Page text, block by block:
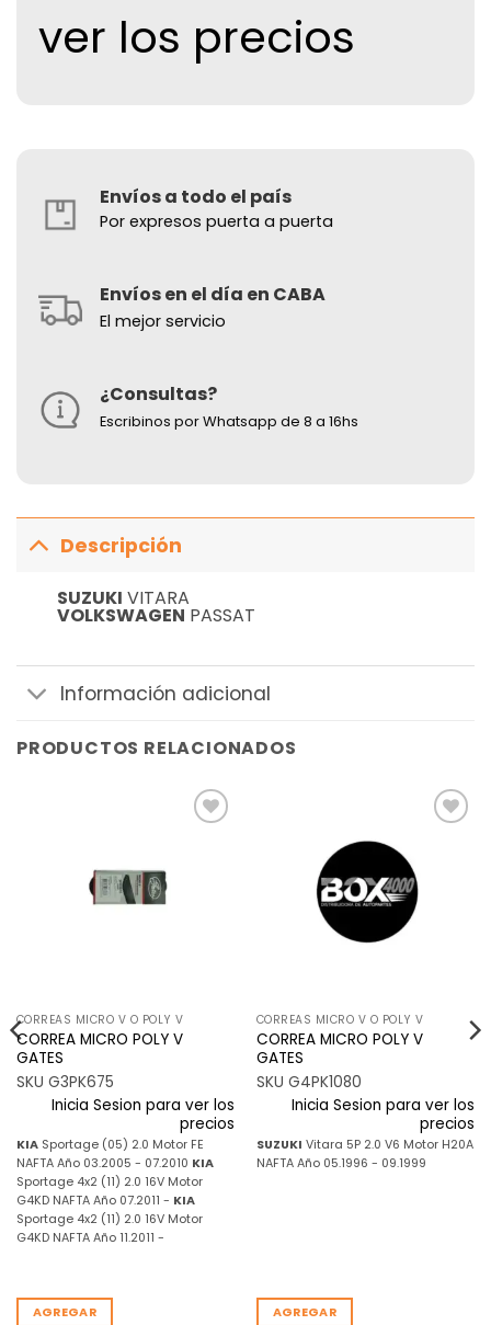
ver los precios
Envíos a todo el país
Por expresos puerta a puerta
Envíos en el día en CABA
El mejor servicio
¿Consultas?
Escribinos por Whatsapp de 8 a 16hs
Descripción
SUZUKI VITARA
VOLKSWAGEN PASSAT
Información adicional
PRODUCTOS RELACIONADOS
CORREAS MICRO V O POLY V
CORREA MICRO POLY V
GATES
SKU G3PK675
Inicia Sesion para ver los
precios
KIASportage (05) 2.0 Motor FE
NAFTA Año 03.2005 - 07.2010 KIA
Sportage 4x2 (11) 2.0 16V Motor
G4KD NAFTA Año 07.2011 - KIA
Sportage 4x2 (11) 2.0 16V Motor
G4KD NAFTA Año 11.2011 -
AGREGAR
deseos
CORREAS MICRO V O POLY V
CORREA MICRO POLY V
GATES
SKU G4PK1080
Inicia Sesion para ver los
precios
SUZUKI Vitara 5P 2.0 V6 Motor H20A
NAFTA Año 05.1996 - 09.1999
AGREGAR